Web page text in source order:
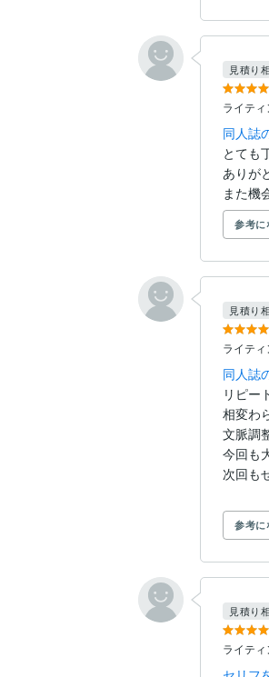
見積り
ライテ
同人誌
とても
ありが
また機
参考に
見積り
ライテ
同人誌
リピー
相変わ
文脈調
今回も
参考に
見積り
ライテ